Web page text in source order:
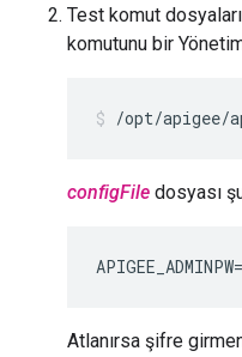
Test komut
komutunu bir
/opt/apigee/
configFile dosyası
APIGEE_ADMINPW=
Atlanırsa şifre